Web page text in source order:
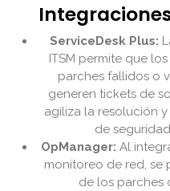
ServiceDesk Plus:
ITSM permite que
parches fallidos o
generen tickets de
agiliza la resolución
de
OpManager: Al
monitoreo de red, se
de los parches